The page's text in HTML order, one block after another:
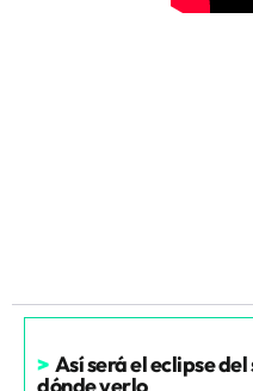
> Así será el eclipse